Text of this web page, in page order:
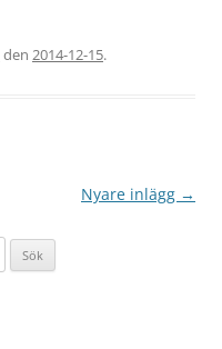
den 2014-12-15.
Nyare inlägg →